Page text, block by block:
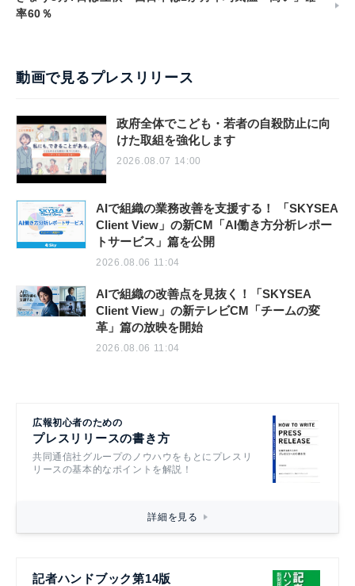
率60％
動画で見るプレスリリース
政府全体でこども・若者の自殺防止に向
けた取組を強化します
2026.08.07 14:00
AIで組織の業務改善を支援する！ 「SKYSEA
Client View」の新CM「AI働き方分析レポー
トサービス」篇を公開
2026.08.06 11:04
AIで組織の改善点を見抜く！「SKYSEA
Client View」の新テレビCM「チームの変
革」篇の放映を開始
2026.08.06 11:04
広報初心者のための
プレスリリースの書き方
共同通信社グループのノウハウをもとにプレスリ
リースの基本的なポイントを解説！
詳細を見る
記者ハンドブック第14版